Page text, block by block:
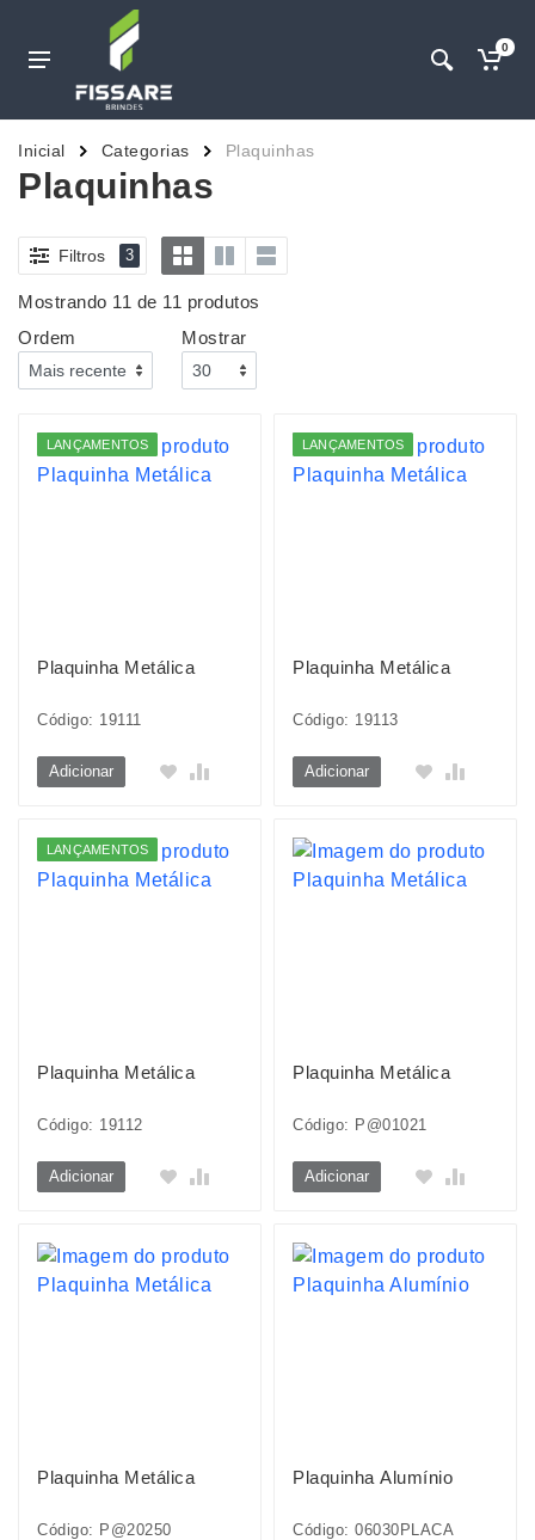
0
Inicial Categorias Plaquinhas
Plaquinhas
Filtros 3
Mostrando 11 de 11 produtos
Ordem
Mostrar
LANÇAMENTOS
Plaquinha Metálica
Código: 19111
Adicionar
LANÇAMENTOS
Plaquinha Metálica
Código: 19113
Adicionar
LANÇAMENTOS
Plaquinha Metálica
Código: 19112
Adicionar
Plaquinha Metálica
Código: P@01021
Adicionar
Plaquinha Metálica
Código: P@20250
Plaquinha Alumínio
Código: 06030PLACA